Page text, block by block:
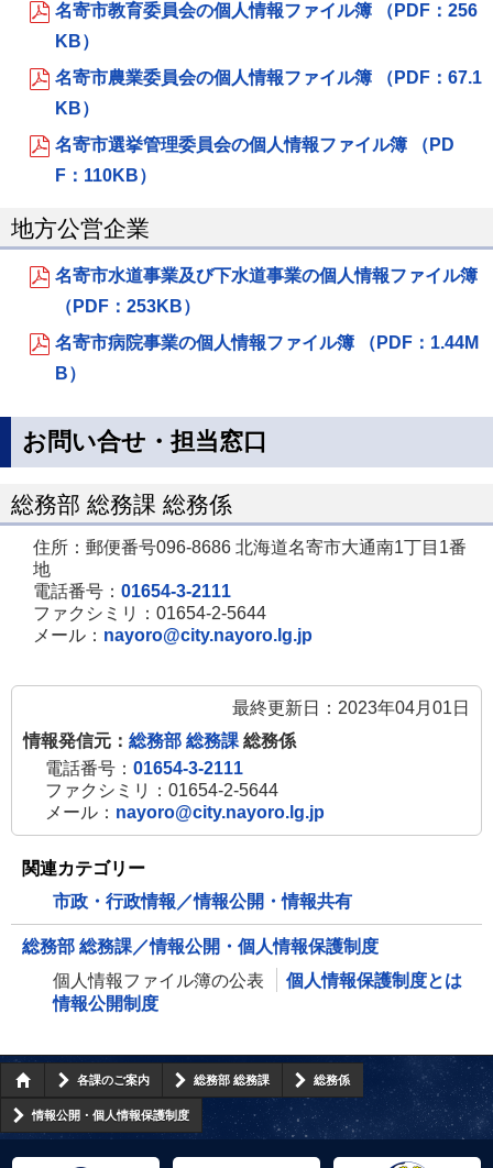
名寄市教育委員会の個人情報ファイル簿 （PDF：256
KB）
名寄市農業委員会の個人情報ファイル簿 （PDF：67.1
KB）
名寄市選挙管理委員会の個人情報ファイル簿 （PD
F：110KB）
地方公営企業
名寄市水道事業及び下水道事業の個人情報ファイル簿
（PDF：253KB）
名寄市病院事業の個人情報ファイル簿 （PDF：1.44M
B）
お問い合せ・担当窓口
総務部 総務課 総務係
住所：郵便番号096-8686 北海道名寄市大通南1丁目1番
地
電話番号： 01654-3-2111
ファクシミリ：01654-2-5644
メール： nayoro@city.nayoro.lg.jp
最終更新日：2023年04月01日
情報発信元： 総務部 総務課 総務係
電話番号： 01654-3-2111
ファクシミリ：01654-2-5644
メール： nayoro@city.nayoro.lg.jp
関連カテゴリー
市政・行政情報／情報公開・情報共有
総務部 総務課／情報公開・個人情報保護制度
個人情報ファイル簿の公表
個人情報保護制度とは
情報公開制度
各課のご案内 総務部 総務課 総務係
情報公開・個人情報保護制度